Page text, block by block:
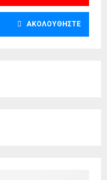
ΑΚΟΛΟΥΘΉΣΤΕ